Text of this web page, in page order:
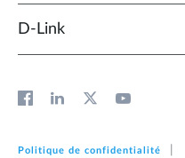
D‑Link
Politique de confidentialité